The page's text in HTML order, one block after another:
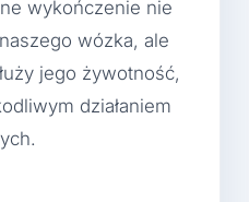
wykończenie nie
wózka, ale
jego żywotność,
działaniem